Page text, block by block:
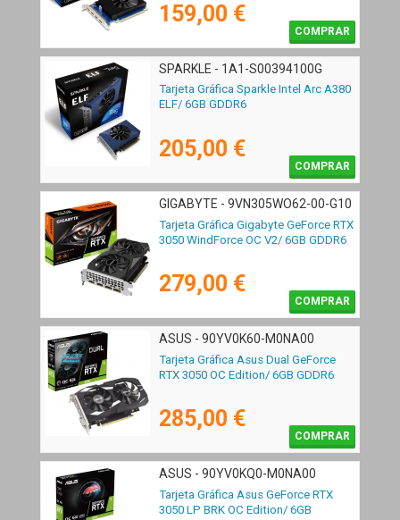
159,00 €
COMPRAR
SPARKLE - 1A1-S00394100G
Tarjeta Gráfica Sparkle Intel Arc A380
ELF/ 6GB GDDR6
205,00 €
COMPRAR
GIGABYTE - 9VN305WO62-00-G10
Tarjeta Gráfica Gigabyte GeForce RTX
3050 WindForce OC V2/ 6GB GDDR6
279,00 €
COMPRAR
ASUS - 90YV0K60-M0NA00
Tarjeta Gráfica Asus Dual GeForce
RTX 3050 OC Edition/ 6GB GDDR6
285,00 €
COMPRAR
ASUS - 90YV0KQ0-M0NA00
Tarjeta Gráfica Asus GeForce RTX
3050 LP BRK OC Edition/ 6GB